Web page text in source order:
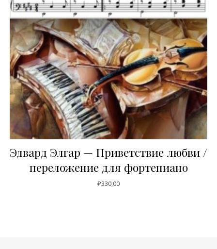
Эдвард Элгар — Приветствие любви /
переложение для фортепиано
₽330,00